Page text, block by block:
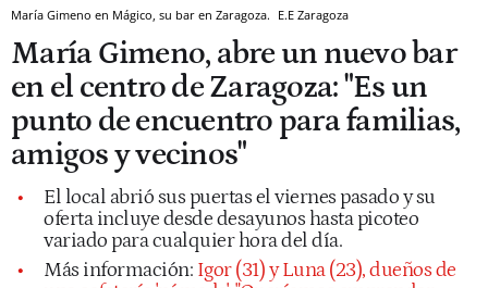
María Gimeno en Mágico, su bar en Zaragoza. E.E Zaragoza
María Gimeno, abre un nuevo bar
en el centro de Zaragoza: "Es un
punto de encuentro para familias,
amigos y vecinos"
El local abrió sus puertas el viernes pasado y su
oferta incluye desde desayunos hasta picoteo
variado para cualquier hora del día.
Más información: Igor (31) y Luna (23), dueños de